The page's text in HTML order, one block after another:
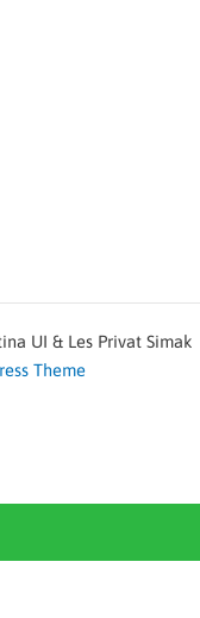
UI & Les Privat Simak
Theme